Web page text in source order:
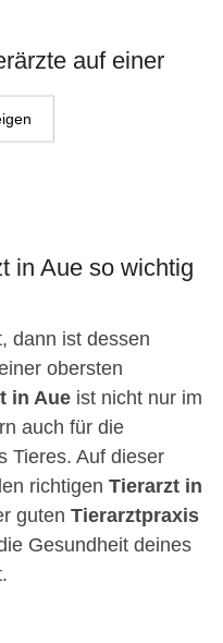
auf einer
in Aue so wichtig
dann ist dessen
obersten
in Aue ist nicht nur im
auch für die
Tieres. Auf dieser
richtigen Tierarzt in
guten Tierarztpraxis
Gesundheit deines